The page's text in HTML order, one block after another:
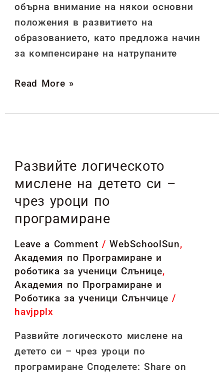
обърна внимание на някои основни
положения в развитието на
образованието, като предложа начин
за компенсиране на натрупаните
Read More »
Развийте логическото
мислене на детето си –
чрез уроци по
програмиране
Leave a Comment /WebSchoolSun,
Академия по Програмиране и
роботика за ученици Слънице,
Академия по Програмиране и
Роботика за ученици Слънчице /
havjpplx
Развийте логическото мислене на
детето си – чрез уроци по
програмиране Споделете: Share on
мислене
на
детето
чрез
уроци
по
програмиране